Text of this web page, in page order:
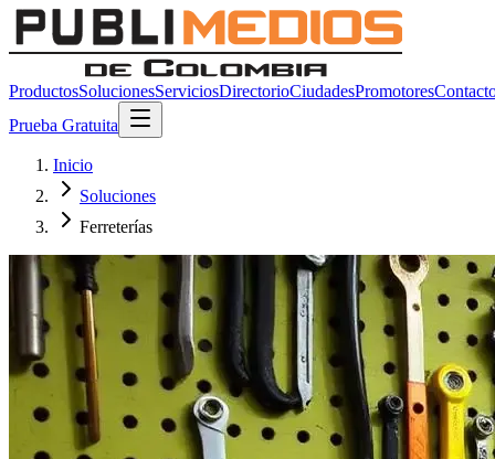
ProductosSolucionesServiciosDirectorioCiudadesPromotores
Prueba Gratuita
Inicio
Soluciones
Ferreterías